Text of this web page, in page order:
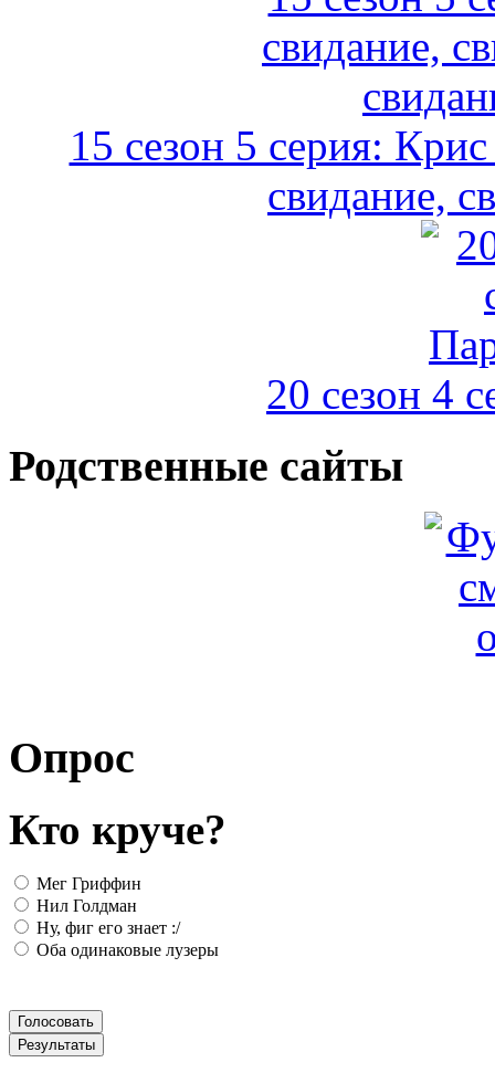
15 сезон 5 серия:
свидание,
20 сезон 4
Родственные сайты
Опрос
Кто круче?
Мег Гриффин
Нил Голдман
Ну, фиг его знает :/
Оба одинаковые лузеры